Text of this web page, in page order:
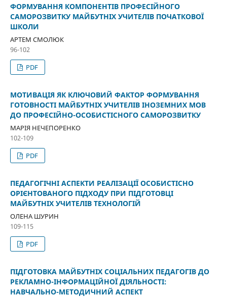
ФОРМУВАННЯ КОМПОНЕНТІВ ПРОФЕСІЙНОГО
САМОРОЗВИТКУ МАЙБУТНІХ УЧИТЕЛІВ ПОЧАТКОВОЇ
ШКОЛИ
АРТЕМ СМОЛЮК
96-102
PDF
МОТИВАЦІЯ ЯК КЛЮЧОВИЙ ФАКТОР ФОРМУВАННЯ
ГОТОВНОСТІ МАЙБУТНІХ УЧИТЕЛІВ ІНОЗЕМНИХ МОВ
ДО ПРОФЕСІЙНО-ОСОБИСТІСНОГО САМОРОЗВИТКУ
МАРІЯ НЕЧЕПОРЕНКО
102-109
PDF
ПЕДАГОГІЧНІ АСПЕКТИ РЕАЛІЗАЦІЇ ОСОБИСТІСНО
ОРІЄНТОВАНОГО ПІДХОДУ ПРИ ПІДГОТОВЦІ
МАЙБУТНІХ УЧИТЕЛІВ ТЕХНОЛОГІЙ
ОЛЕНА ШУРИН
109-115
PDF
ПІДГОТОВКА МАЙБУТНІХ СОЦІАЛЬНИХ ПЕДАГОГІВ ДО
РЕКЛАМНО-ІНФОРМАЦІЙНОЇ ДІЯЛЬНОСТІ:
НАВЧАЛЬНО-МЕТОДИЧНИЙ АСПЕКТ